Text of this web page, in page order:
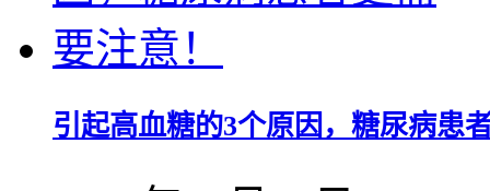
引起高血糖的3个原因，糖尿病患